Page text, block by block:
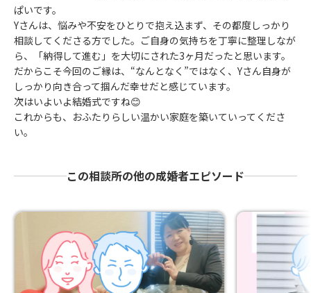
ぱいです。
Yさんは、悩みや不安をひとりで抱え込まず、その都度しっかり
相談してくださる方でした。ご自身の気持ちを丁寧に整理しなが
ら、「納得して進む」を大切にされた3ヶ月だったと思います。
だからこそ今回のご縁は、“なんとなく”ではなく、Yさん自身が
しっかり向き合って掴んだ幸せだと感じています。
次はいよいよ結婚式ですね😊
これからも、おふたりらしい温かい家庭を築いていってくださ
い。
この相談所の他の成婚者エピソード